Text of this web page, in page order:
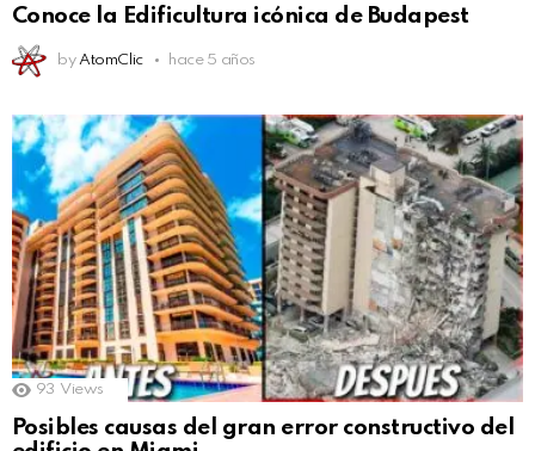
Conoce la Edificultura icónica de Budapest
by AtomClic hace 5 años
93 Views
Posibles causas del gran error constructivo del